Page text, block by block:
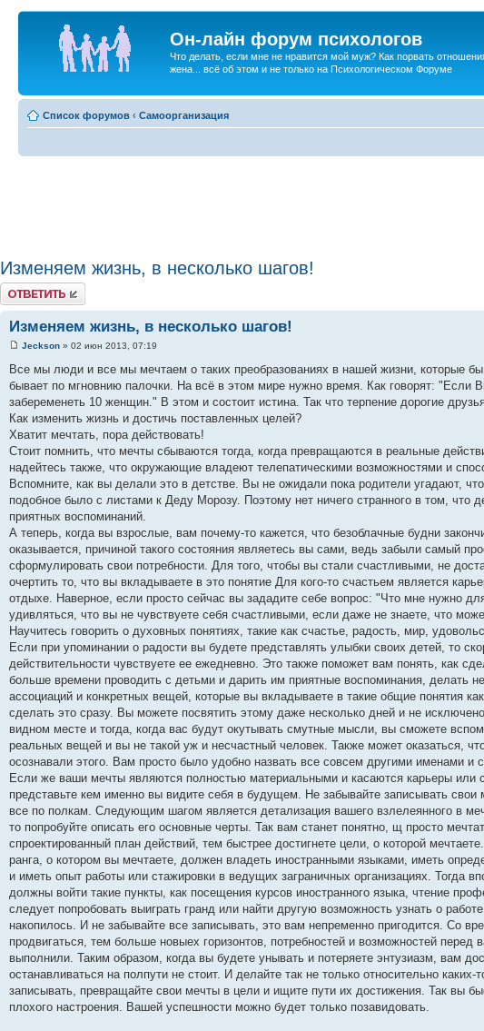
Он-лайн форум психологов
Что делать, если мне не нравится мой муж? Как порвать
жена... всё об этом и не только на Психологическом Форуме
Список форумов ‹ Самоорганизация
Изменяем жизнь, в несколько шагов!
Ответить
Изменяем жизнь, в несколько шагов!
Jeckson » 02 июн 2013, 07:19
Все мы люди и все мы мечтаем о таких преобразованиях в нашей жизни, которые
бывает по мгновнию палочки. На всё в этом мире нужно время. Как говорят: "Если
забеременеть 10 женщин." В этом и состоит истина. Так что терпение дорогие
Как изменить жизнь и достичь поставленных целей?
Хватит мечтать, пора действовать!
Стоит помнить, что мечты сбываются тогда, когда превращаются в реальные
надейтесь также, что окружающие владеют телепатическими возможностями и
Вспомните, как вы делали это в детстве. Вы не ожидали пока родители угадают,
подобное было с листами к Деду Морозу. Поэтому нет ничего странного в том, что
приятных воспоминаний.
А теперь, когда вы взрослые, вам почему-то кажется, что безоблачные будни
оказывается, причиной такого состояния являетесь вы сами, ведь забыли самый
сформулировать свои потребности. Для того, чтобы вы стали счастливыми, не
очертить то, что вы вкладываете в это понятие Для кого-то счастьем является
отдыхе. Наверное, если просто сейчас вы зададите себе вопрос: "Что мне нужно
удивляться, что вы не чувствуете себя счастливыми, если даже не знаете, что
Научитесь говорить о духовных понятиях, такие как счастье, радость, мир,
Если при упоминании о радости вы будете представлять улыбки своих детей, то
действительности чувствуете ее ежедневно. Это также поможет вам понять, как
больше времени проводить с детьми и дарить им приятные воспоминания, делать
ассоциаций и конкретных вещей, которые вы вкладываете в такие общие понятия
сделать это сразу. Вы можете посвятить этому даже несколько дней и не
видном месте и тогда, когда вас будут окутывать смутные мысли, вы сможете
реальных вещей и вы не такой уж и несчастный человек. Также может оказаться,
осознавали этого. Вам просто было удобно назвать все совсем другими именами и
Если же ваши мечты являются полностью материальными и касаются карьеры или
представьте кем именно вы видите себя в будущем. Не забывайте записывать
все по полкам. Следующим шагом является детализация вашего взлелеянного в
то попробуйте описать его основные черты. Так вам станет понятно, щ просто
спроектированный план действий, тем быстрее достигнете цели, о которой
ранга, о котором вы мечтаете, должен владеть иностранными языками, иметь
и иметь опыт работы или стажировки в ведущих заграничных организациях. Тогда
должны войти такие пункты, как посещения курсов иностранного языка, чтение
следует попробовать выиграть гранд или найти другую возможность узнать о
накопилось. И не забывайте все записывать, это вам непременно пригодится. Со
продвигаться, тем больше новыех горизонтов, потребностей и возможностей
выполнили. Таким образом, когда вы будете унывать и потеряете энтузиазм, вам
останавливаться на полпути не стоит. И делайте так не только относительно
записывать, превращайте свои мечты в цели и ищите пути их достижения. Так вы
плохого настроения. Вашей успешности можно будет только позавидовать.